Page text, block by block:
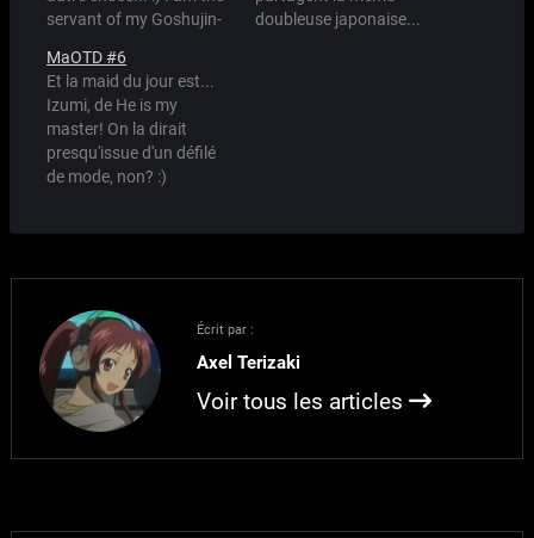
servant of my Goshujin-
body and Moé is my
blood. I appeared in over
a thousand doujinshi.
Unknown to fatigue nor
known to shame.
Withstood pain to serve,
doubleuse japonaise...
MaOTD #6
Et la maid du jour est...
Izumi, de He is my
master! On la dirait
presqu'issue d'un défilé
de mode, non? :)
Écrit par :
Axel Terizaki
Voir tous les articles